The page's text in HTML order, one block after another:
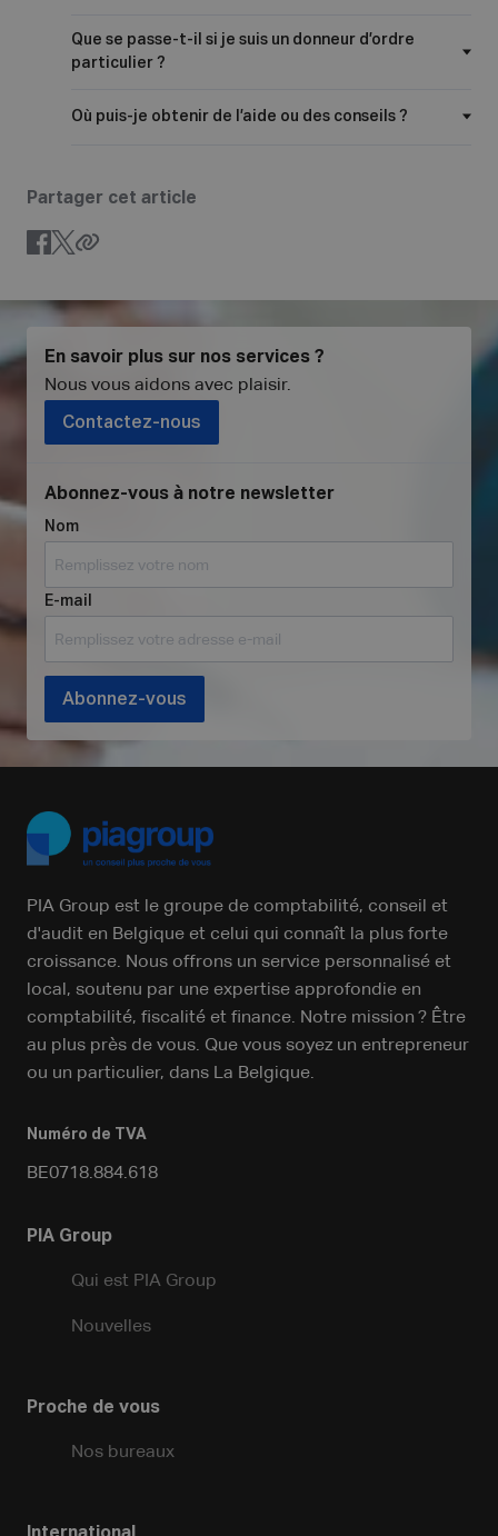
Que se passe-t-il si je suis un donneur d’ordre
particulier ?
Où puis-je obtenir de l’aide ou des conseils ?
Partager cet article
En savoir plus sur nos services ?
Nous vous aidons avec plaisir.
Contactez-nous
Abonnez-vous à notre newsletter
Nom
E-mail
Abonnez-vous
PIA Group est le groupe de comptabilité, conseil et
d'audit en Belgique et celui qui connaît la plus forte
croissance. Nous offrons un service personnalisé et
local, soutenu par une expertise approfondie en
comptabilité, fiscalité et finance. Notre mission ? Être
au plus près de vous. Que vous soyez un entrepreneur
ou un particulier, dans La Belgique.
Numéro de TVA
BE0718.884.618
PIA Group
Qui est PIA Group
Nouvelles
Proche de vous
Nos bureaux